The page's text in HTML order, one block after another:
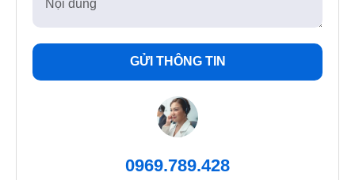
GỬI THÔNG TIN
0969.789.428